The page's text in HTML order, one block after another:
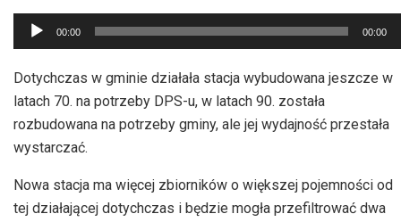
Odtwarzacz
plików
dźwiękowych
00:00 00:00
Dotychczas w gminie działała stacja wybudowana jeszcze w
latach 70. na potrzeby DPS-u, w latach 90. została
rozbudowana na potrzeby gminy, ale jej wydajność przestała
wystarczać.
Nowa stacja ma więcej zbiorników o większej pojemności od
tej działającej dotychczas i będzie mogła przefiltrować dwa